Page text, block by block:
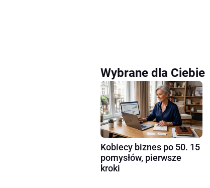
Wybrane dla Ciebie
Kobiecy biznes po 50. 15
pomysłów, pierwsze
kroki